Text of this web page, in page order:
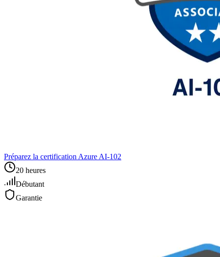
Préparez la certification Azure AI‑102
20 heures
Débutant
Garantie